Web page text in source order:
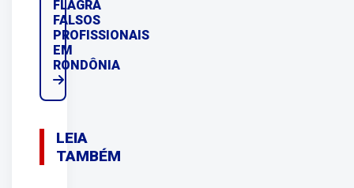
FLAGRA
FALSOS
PROFISSIONAIS
EM
RONDÔNIA
LEIA
TAMBÉM